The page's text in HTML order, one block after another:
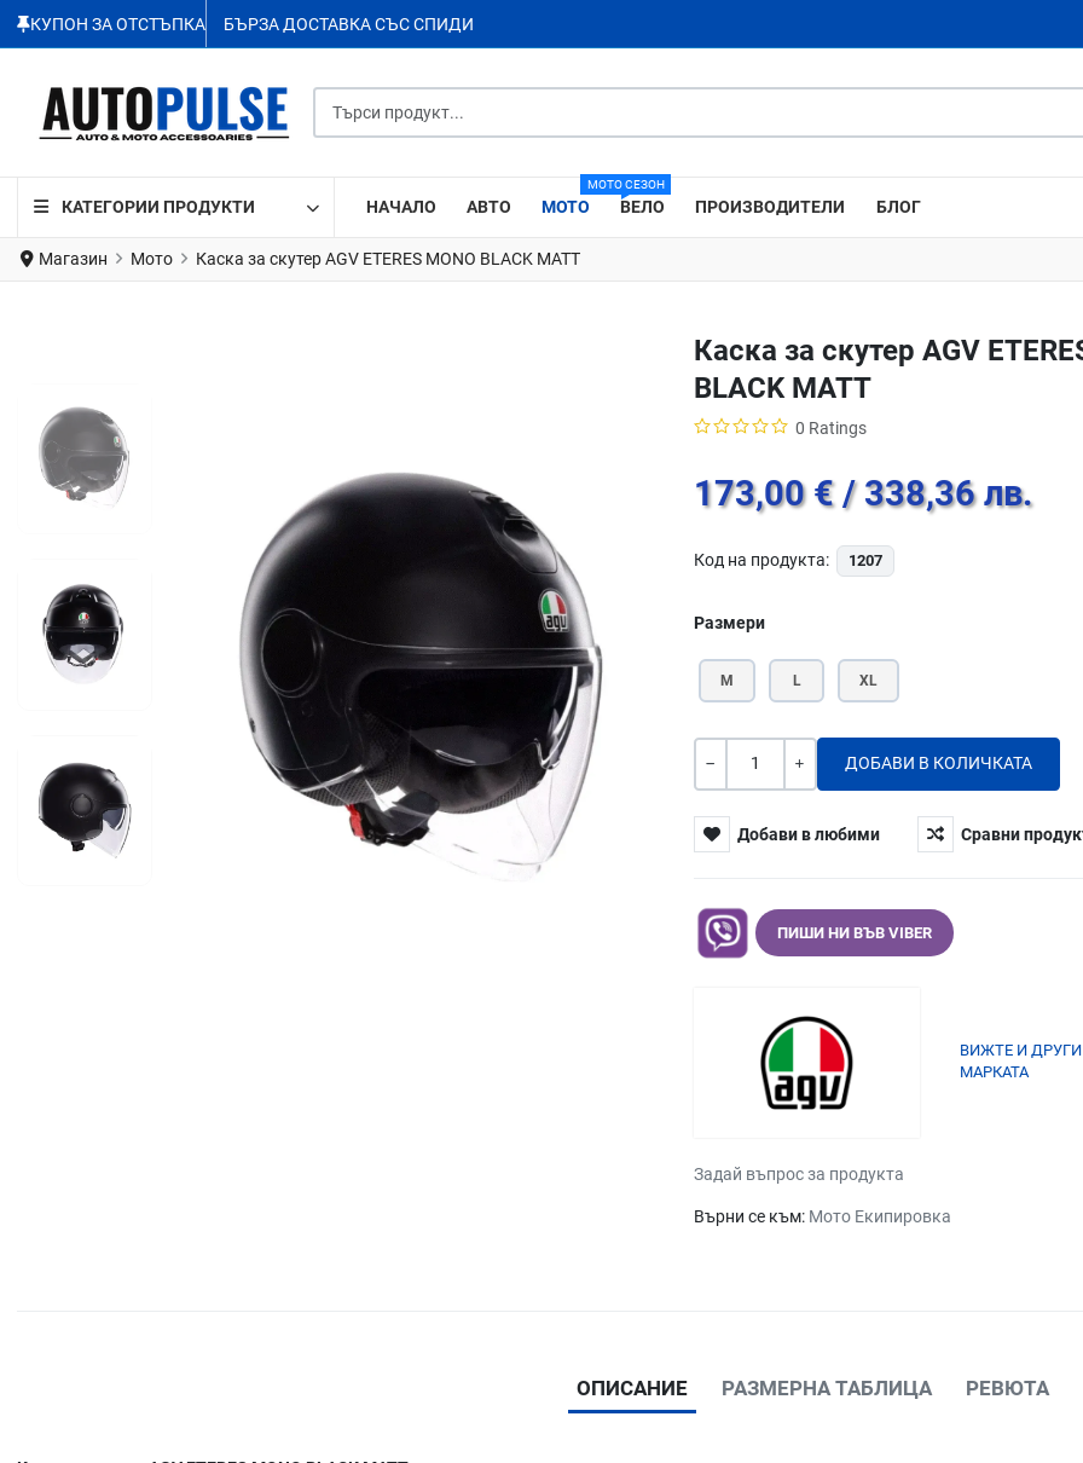
КУПОН ЗА ОТСТЪПКА БЪРЗА ДОСТАВКА СЪС СПИДИ
КАТЕГОРИИ ПРОДУКТИ НАЧАЛО АВТО МОТО
МОТО СЕЗОН
ВЕЛО ПРОИЗВОДИТЕЛИ БЛОГ
Магазин Мото Каска за скутер AGV ETERES MONO BLACK MATT
Каска за скутер AGV
BLACK MATT
0 Ratings
173,00 € / 338,36 лв.
Код на продукта: 1207
Размери
M L XL
Количество
Добави в любими Сравни
ПИШИ НИ ВЪВ VIBER
ВИЖТЕ И
МАРКАТА
Задай въпрос за продукта
Върни се към: Мото Екипировка
ОПИСАНИЕ РАЗМЕРНА ТАБЛИЦА РЕВЮТА